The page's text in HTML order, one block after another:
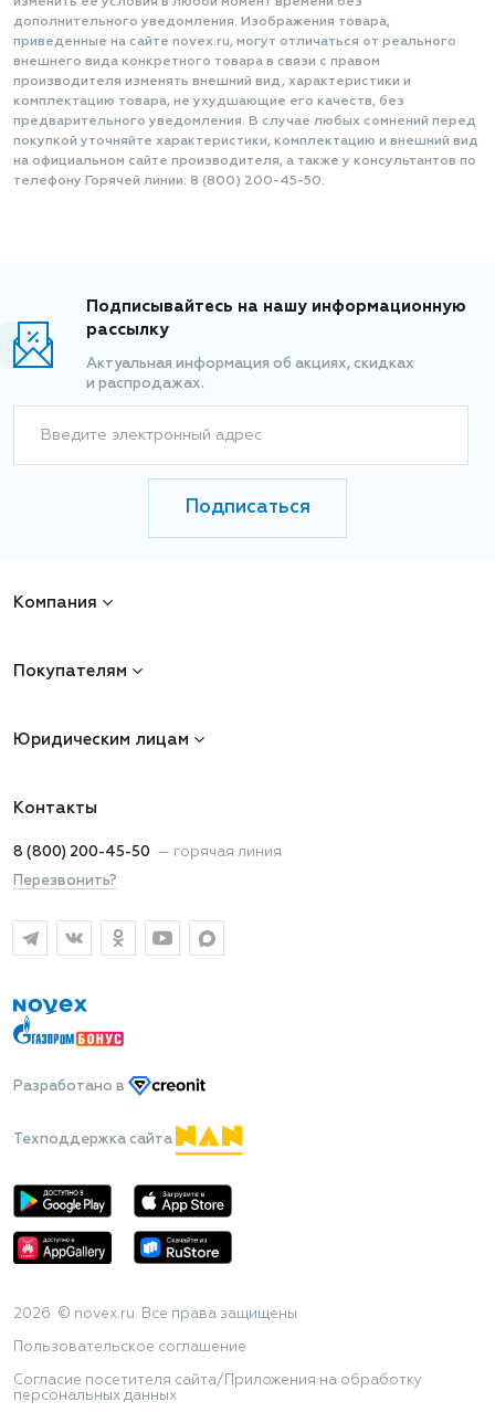
дополнительного уведомления. Изображения товара,
приведенные на сайте novex.ru, могут отличаться от реального
внешнего вида конкретного товара в связи с правом
производителя изменять внешний вид, характеристики и
комплектацию товара, не ухудшающие его качеств, без
предварительного уведомления. В случае любых сомнений перед
покупкой уточняйте характеристики, комплектацию и внешний вид
на официальном сайте производителя, а также у консультантов по
телефону Горячей линии: 8 (800) 200-45-50.
Подписывайтесь на нашу информационную
рассылку
Актуальная информация об акциях, скидках
и распродажах.
Введите электронный адрес
Подписаться
Компания
Покупателям
Юридическим лицам
Контакты
8 (800) 200-45-50 — горячая линия
Перезвонить?
Разработано в
Техподдержка сайта
2026 © novex.ru. Все права защищены
Пользовательское соглашение
Согласие посетителя сайта/Приложения на обработку
персональных данных